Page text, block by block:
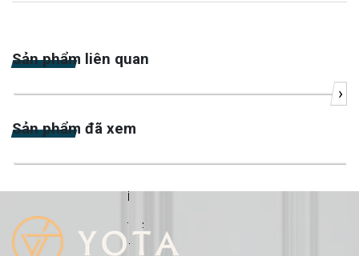
Sản phẩm liên quan
›
Sản phẩm đã xem